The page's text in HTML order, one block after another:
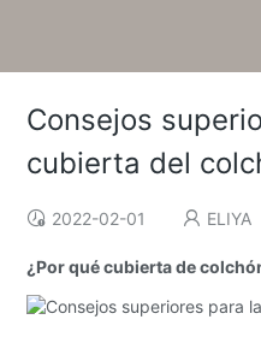
Consejos
cubierta del
2022-02-01 ELIYA
¿Por qué cubierta de